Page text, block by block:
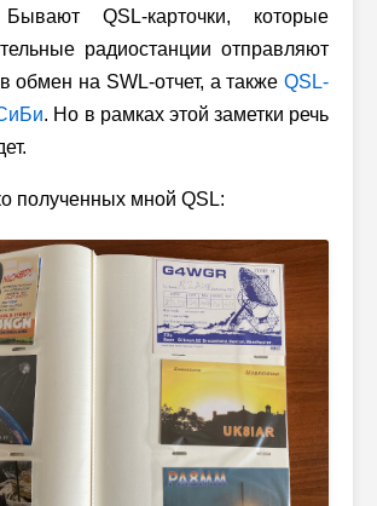
QSL-карточки, которые
радиостанции отправляют
обмен на SWL-отчет, а также QSL-
. Но в рамках этой заметки речь
полученных мной QSL: